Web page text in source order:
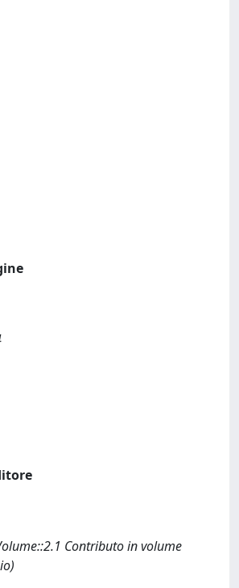
Contributo in volume